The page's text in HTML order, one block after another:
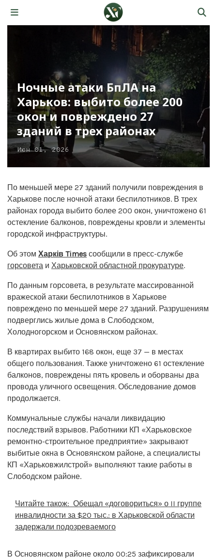
Ночные атаки БпЛА на
Харьков: выбито более 200
окон и повреждено 27
зданий в трех районах
Июн 01, 2026
По меньшей мере 27 зданий получили повреждения в
Харькове после ночной атаки беспилотников. В трех
районах города выбито более 200 окон, уничтожено 61
остекление балконов, повреждены кровли и элементы
городской инфраструктуры.
Об этом Харків Times сообщили в пресс-службе
горсовета и Харьковской областной прокуратуре.
По данным горсовета, в результате массированной
вражеской атаки беспилотников в Харькове
повреждено по меньшей мере 27 зданий. Разрушениям
подверглись жилые дома в Слободском,
Холодногорском и Основянском районах.
В квартирах выбито 168 окон, еще 37 — в местах
общего пользования. Также уничтожено 61 остекление
балконов, повреждены пять кровель и оборваны два
провода уличного освещения. Обследование домов
продолжается.
Коммунальные службы начали ликвидацию
последствий взрывов. Работники КП «Харьковское
ремонтно-строительное предприятие» закрывают
выбитые окна в Основянском районе, а специалисты
КП «Харьковжилстрой» выполняют такие работы в
Слободском районе.
Читайте також: Обещал «договориться» о II группе
инвалидности за $20 тыс.: в Харьковской области
задержали подозреваемого
В Основянском районе около 00:25 зафиксировали